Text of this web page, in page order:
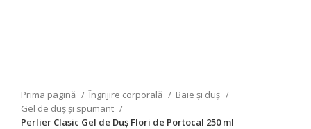
Prima pagină Îngrijire corporală
Baie și duș
Gel de duș și spumant
Perlier Clasic Gel de Duş Flori de Portocal 250 ml